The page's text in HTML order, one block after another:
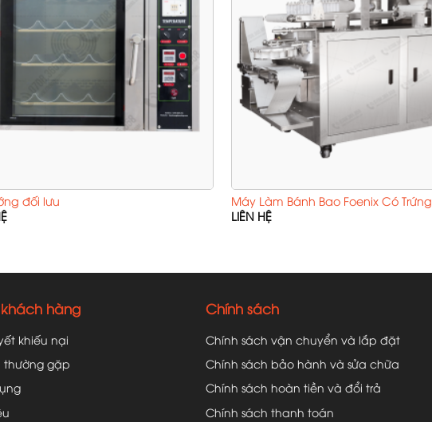
đối lưu
Máy Làm Bánh Bao Foenix Có Trứng
LIÊN HỆ
hàng
khiếu nại
thường gặp
Chính sách
Chính sách vận chuyển và lắp đặt
Chính sách bảo hành và sửa chữa
Chính sách hoàn tiền và đổi trả
Chính sách thanh toán